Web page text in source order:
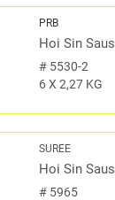
PRB
Hoi Sin Saus
# 5530-2
6 X 2,27 KG
SUREE
Hoi Sin Saus
# 5965